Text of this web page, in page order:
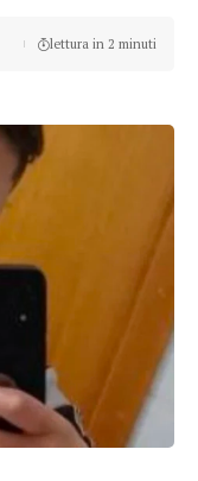
lettura in 2 minuti